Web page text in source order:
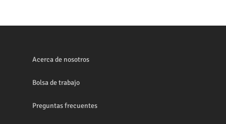
Acerca de nosotros
Bolsa de trabajo
Preguntas frecuentes